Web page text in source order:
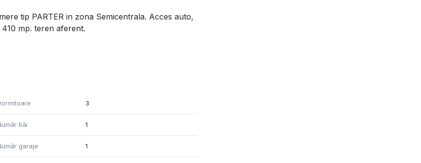
tip PARTER in zona Semicentrala. Acces auto,
mp. teren aferent.
3
băi 1
garaje 1